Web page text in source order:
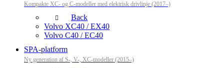
Kompakte XC- og C-modeller med elektrisk drivlinje (2017–)
Back
Volvo XC40 / EX40
Volvo C40 / EC40
SPA-platform
Ny generation af S-, V-, XC-modeller (2015–)